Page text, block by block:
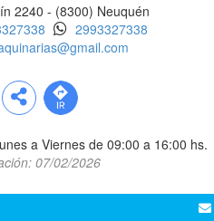
2240 - (8300) Neuquén
2993327338
a Viernes de 09:00 a 16:00 hs.
07/02/2026